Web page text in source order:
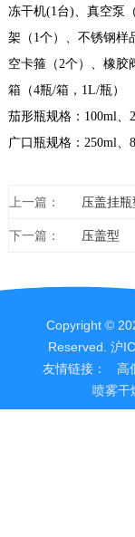
冻干机(1台)、真空泵
架（1个）、不锈钢样
空卡箍（2个）、橡胶
箱（4瓶/箱，1L/瓶）
茄形瓶规格： 100ml、
广口瓶规格： 250ml、
上一篇： 压盖挂瓶
下一篇： 压盖型
Copyright ©
Reserved.沪
友情链接：
高
喷雾干